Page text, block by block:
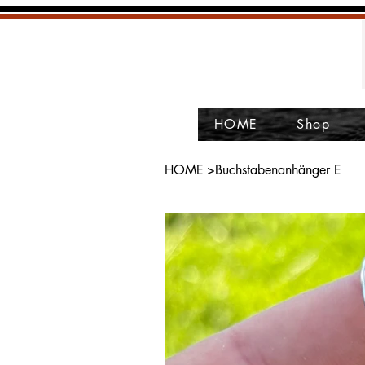
HOME Shop
HOME >Buchstabenanhänger E